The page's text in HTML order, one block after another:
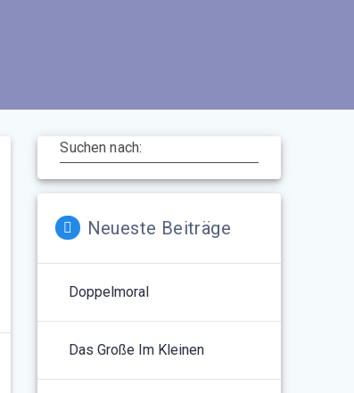
Suchen nach:
Neueste Beiträge
Doppelmoral
Das Große Im Kleinen